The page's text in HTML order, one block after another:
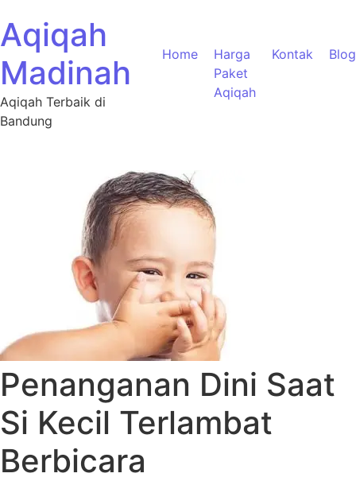
Aqiqah
Madinah
Aqiqah Terbaik di
Bandung
Home
Harga
Paket
Aqiqah
Kontak Blog
Penanganan Dini Saat
Si Kecil Terlambat
Berbicara